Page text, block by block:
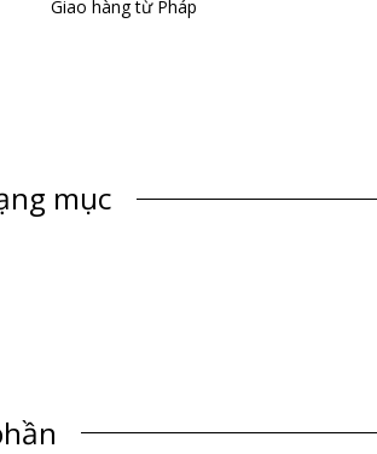
Giao hàng từ Pháp
mục